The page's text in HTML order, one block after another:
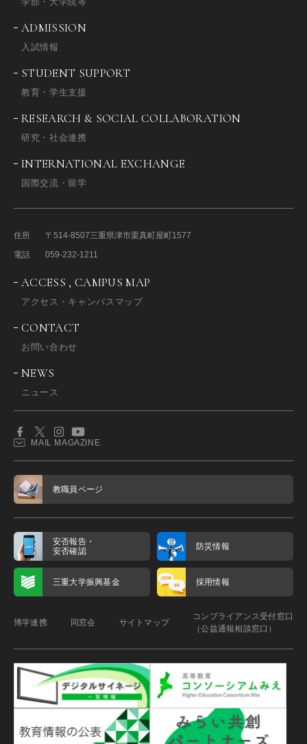
ADMISSION
入試情報
STUDENT SUPPORT
教育・学生支援
RESEARCH & SOCIAL COLLABORATION
研究・社会連携
INTERNATIONAL EXCHANGE
国際交流・留学
住所 〒514-8507三重県津市栗真町屋町1577
電話
059-232-1211
ACCESS , CAMPUS MAP
アクセス・キャンパスマップ
CONTACT
お問い合わせ
NEWS
ニュース
MAIL MAGAZINE
教職員ページ
安否報告・
安否確認
防災情報
三重大学振興基金 採用情報
博学連携 同窓会 サイトマップ
コンプライアンス受付窓口
（公益通報相談窓口）